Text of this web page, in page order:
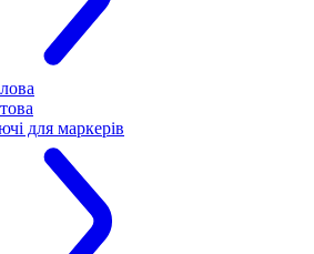
для маркерів